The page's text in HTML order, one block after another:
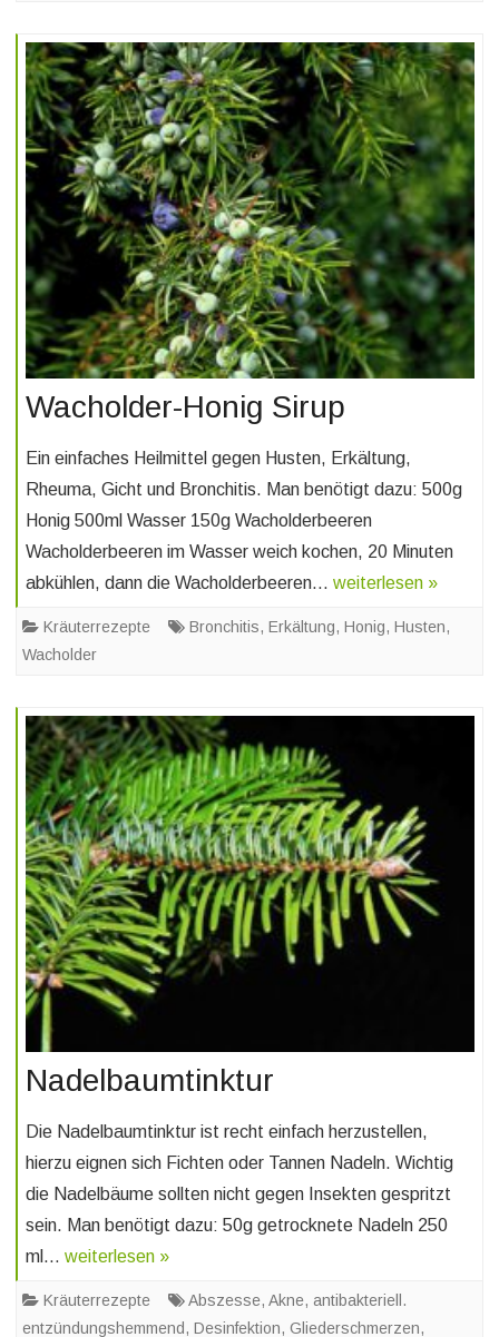
Wacholder-Honig Sirup
Ein einfaches Heilmittel gegen Husten, Erkältung,
Rheuma, Gicht und Bronchitis. Man benötigt dazu: 500g
Honig 500ml Wasser 150g Wacholderbeeren
Wacholderbeeren im Wasser weich kochen, 20 Minuten
abkühlen, dann die Wacholderbeeren… weiterlesen »
Kräuterrezepte Bronchitis, Erkältung, Honig, Husten,
Wacholder
Nadelbaumtinktur
Die Nadelbaumtinktur ist recht einfach herzustellen,
hierzu eignen sich Fichten oder Tannen Nadeln. Wichtig
die Nadelbäume sollten nicht gegen Insekten gespritzt
sein. Man benötigt dazu: 50g getrocknete Nadeln 250
ml… weiterlesen »
Kräuterrezepte Abszesse, Akne, antibakteriell.
entzündungshemmend, Desinfektion, Gliederschmerzen,